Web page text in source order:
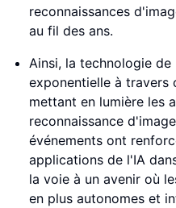
reconnaissances
au fil des ans.
Ainsi, la technologie
exponentielle à travers
mettant en lumière les
reconnaissance
événements ont
applications de l'IA
la voie à un avenir où
en plus autonomes et